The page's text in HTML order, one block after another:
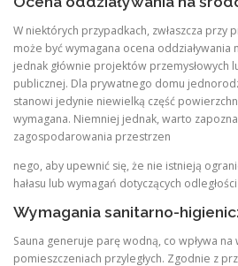
W niektórych przypadkach, zwłaszcza przy
może być wymagana ocena oddziaływania
jednak głównie projektów przemysłowych
publicznej. Dla prywatnego domu
stanowi jedynie niewielką część
wymagana. Niemniej jednak, warto
zagospodarowania przestrzen
nego, aby upewnić się, że nie istnieją
hałasu lub wymagań dotyczących
Wymagania sanitarno-
Sauna generuje parę wodną, co wpływa
pomieszczeniach przyległych. Zgodnie z